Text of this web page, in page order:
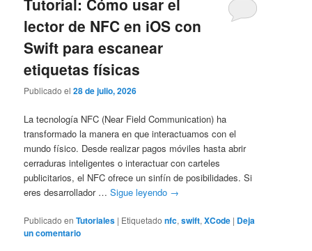
lector de NFC en iOS con
Swift para escanear
etiquetas físicas
Publicado el28 de julio, 2026
La tecnología NFC (Near Field Communication) ha
transformado la manera en que interactuamos con el
mundo físico. Desde realizar pagos móviles hasta abrir
cerraduras inteligentes o interactuar con carteles
publicitarios, el NFC ofrece un sinfín de posibilidades. Si
eres desarrollador …Sigue leyendo →
Publicado en Tutoriales | Etiquetado nfc,swift,XCode | Deja
un comentario